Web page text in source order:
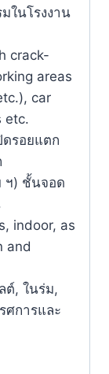
ในโรงงาน
crack-
areas
car
etc.
รอยแตก
ฯ) ชั้นจอด
indoor, as
and
ต์, ในร่ม,
ศการและ